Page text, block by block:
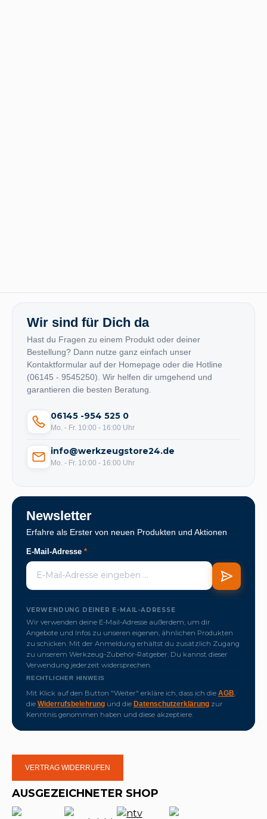
Wir sind für Dich da
Hast du Fragen zu einem Produkt oder deiner
Bestellung? Dann nutze ganz einfach unser
Kontaktformular auf der Homepage oder die Hotline
(06145 - 9545250). Wir helfen dir umgehend und
garantieren die besten Beratung.
06145 -954 525 0
Mo. - Fr. 10:00 - 16:00 Uhr
info@werkzeugstore24.de
Mo. - Fr. 10:00 - 16:00 Uhr
Newsletter
Erfahre als Erster von neuen Produkten und Aktionen
E-Mail-Adresse *
VERWENDUNG DEINER E-MAIL-ADRESSE
Wir verwenden deine E-Mail-Adresse außerdem, um dir
Angebote und Infos zu unseren eigenen, ähnlichen Produkten
zu schicken. Mit der Anmeldung erhältst du zusätzlich Zugang
zu unserem Werkzeug-Zubehör-Ratgeber. Du kannst dieser
Verwendung jederzeit widersprechen.
RECHTLICHER HINWEIS
Mit Klick auf den Button "Weiter" erkläre ich, dass ich die AGB
die Widerrufsbelehrung und die Datenschutzerklärung zur
Kenntnis genommen haben und diese akzeptiere.
VERTRAG WIDERRUFEN
AUSGEZEICHNETER SHOP